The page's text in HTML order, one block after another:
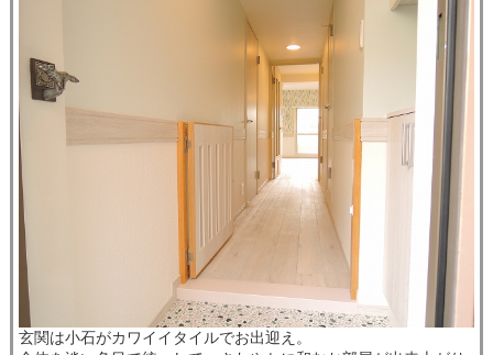
玄関は小石がカワイイタイルでお出迎え。